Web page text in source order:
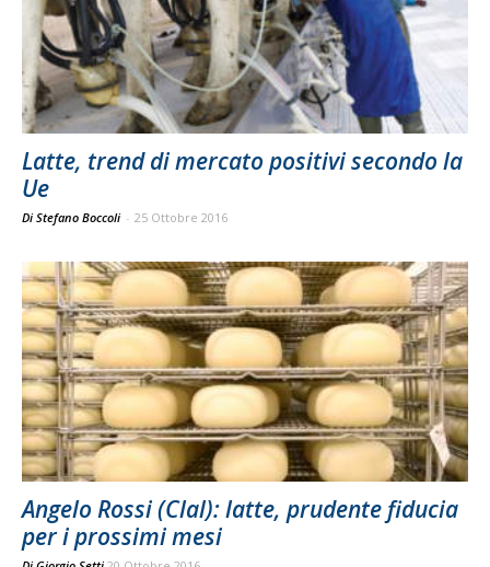
Latte, trend di mercato positivi secondo la
Ue
Di Stefano Boccoli - 25 Ottobre 2016
Angelo Rossi (Clal): latte, prudente fiducia
per i prossimi mesi